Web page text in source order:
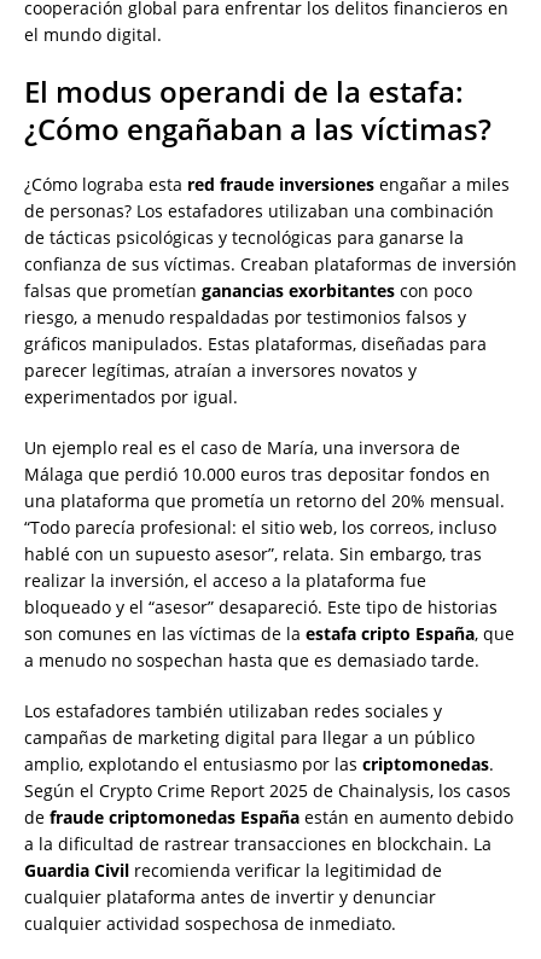
cooperación global para enfrentar los delitos financieros en
el mundo digital.
El modus operandi de la estafa:
¿Cómo engañaban a las víctimas?
¿Cómo lograba esta red fraude inversiones engañar a miles
de personas? Los estafadores utilizaban una combinación
de tácticas psicológicas y tecnológicas para ganarse la
confianza de sus víctimas. Creaban plataformas de inversión
falsas que prometían ganancias exorbitantes con poco
riesgo, a menudo respaldadas por testimonios falsos y
gráficos manipulados. Estas plataformas, diseñadas para
parecer legítimas, atraían a inversores novatos y
experimentados por igual.
Un ejemplo real es el caso de María, una inversora de
Málaga que perdió 10.000 euros tras depositar fondos en
una plataforma que prometía un retorno del 20% mensual.
“Todo parecía profesional: el sitio web, los correos, incluso
hablé con un supuesto asesor”, relata. Sin embargo, tras
realizar la inversión, el acceso a la plataforma fue
bloqueado y el “asesor” desapareció. Este tipo de historias
son comunes en las víctimas de la estafa cripto España, que
a menudo no sospechan hasta que es demasiado tarde.
Los estafadores también utilizaban redes sociales y
campañas de marketing digital para llegar a un público
amplio, explotando el entusiasmo por las criptomonedas.
Según el Crypto Crime Report 2025 de Chainalysis, los casos
de fraude criptomonedas España están en aumento debido
a la dificultad de rastrear transacciones en blockchain. La
Guardia Civil recomienda verificar la legitimidad de
cualquier plataforma antes de invertir y denunciar
cualquier actividad sospechosa de inmediato.